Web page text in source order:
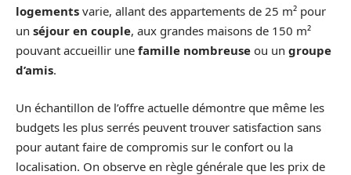
logements varie, allant des appartements de 25 m² pour
un séjour en couple, aux grandes maisons de 150 m²
pouvant accueillir une famille nombreuse ou un groupe
d’amis.
Un échantillon de l’offre actuelle démontre que même les
budgets les plus serrés peuvent trouver satisfaction sans
pour autant faire de compromis sur le confort ou la
localisation. On observe en règle générale que les prix de